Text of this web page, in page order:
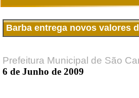
Barba entrega novos valores
Prefeitura Municipal de São
6 de Junho de 2009